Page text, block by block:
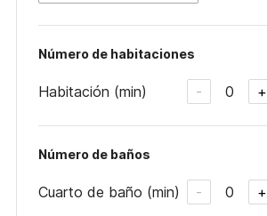
Número de habitaciones
Habitación (min) - 0 +
Número de baños
Cuarto de baño (min) - 0 +